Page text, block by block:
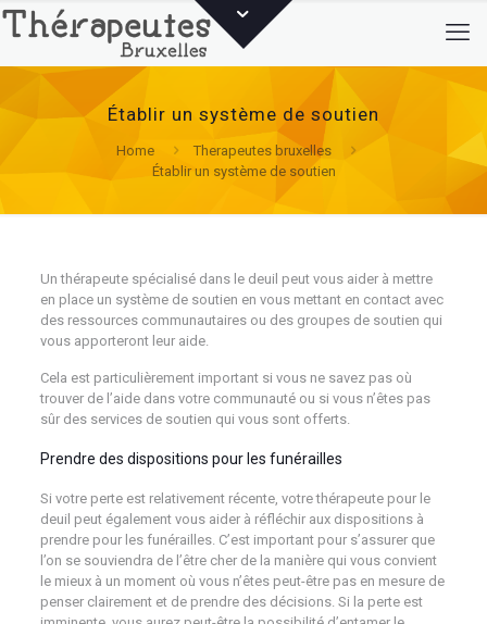
Établir un système de soutien
Home
Therapeutes bruxelles
Établir un système de soutien
Un thérapeute spécialisé dans le deuil peut vous aider à mettre
en place un système de soutien en vous mettant en contact avec
des ressources communautaires ou des groupes de soutien qui
vous apporteront leur aide.
Cela est particulièrement important si vous ne savez pas où
trouver de l’aide dans votre communauté ou si vous n’êtes pas
sûr des services de soutien qui vous sont offerts.
Prendre des dispositions pour les funérailles
Si votre perte est relativement récente, votre thérapeute pour le
deuil peut également vous aider à réfléchir aux dispositions à
prendre pour les funérailles. C’est important pour s’assurer que
l’on se souviendra de l’être cher de la manière qui vous convient
le mieux à un moment où vous n’êtes peut-être pas en mesure de
penser clairement et de prendre des décisions. Si la perte est